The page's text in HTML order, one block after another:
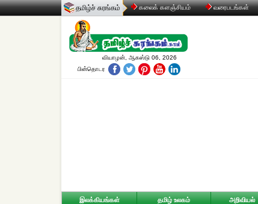
தமிழ்ச் சுரங்கம் கலைக் களஞ்சியம் வரைபடங்கள்
வியாழன், ஆகஸ்டு 06, 2026
பின்தொடர
இலக்கியங்கள் தமிழ் உலகம் அறிவியல்